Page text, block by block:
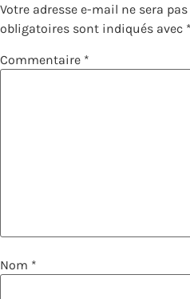
Votre adresse e-mail ne sera
obligatoires sont indiqués avec *
Commentaire *
Nom *